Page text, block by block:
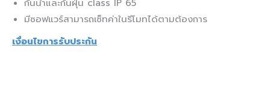
กันน้ำและกันฝุ่น class IP 65
มีซอฟแวร์สามารถเซ็ทค่าในรีโมทได้ตามต้องการ
เงื่อนไขการรับประกัน